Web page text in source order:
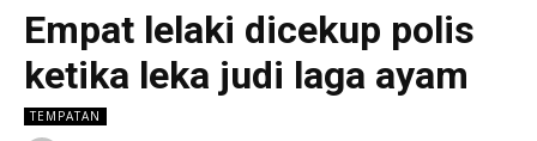
Empat lelaki dicekup polis
ketika leka judi laga ayam
TEMPATAN